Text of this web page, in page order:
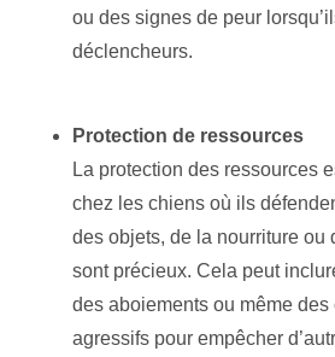
ou des signes de peur
déclencheurs.
Protection de ressources
La protection des ressources
chez les chiens où ils
des objets, de la nourriture ou
sont précieux. Cela peut
des aboiements ou même des
agressifs pour empêcher